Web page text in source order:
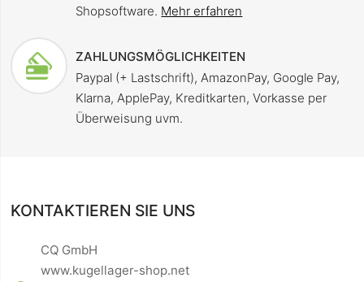
Shopsoftware. Mehr erfahren
ZAHLUNGSMÖGLICHKEITEN
Paypal (+ Lastschrift), AmazonPay, Google Pay,
Klarna, ApplePay, Kreditkarten, Vorkasse per
Überweisung uvm.
KONTAKTIEREN SIE UNS
CQ GmbH
www.kugellager-shop.net